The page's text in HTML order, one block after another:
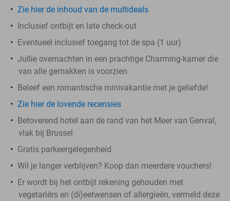
Zie hier de inhoud van de multideals
Inclusief ontbijt en late check-out
Eventueel inclusief toegang tot de spa (1 uur)
Jullie overnachten in een prachtige Charming-kamer die
van alle gemakken is voorzien
Beleef een romantische minivakantie met je geliefde!
Zie hier de lovende recensies
Betoverend hotel aan de rand van het Meer van Genval,
vlak bij Brussel
Gratis parkeergelegenheid
Wil je langer verblijven? Koop dan meerdere vouchers!
Er wordt bij het ontbijt rekening gehouden met
vegetariërs en (di)eetwensen of allergieën, vermeld deze